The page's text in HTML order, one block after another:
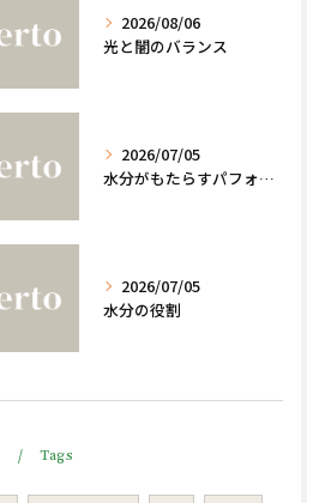
2026/08/06
光と闇のバランス
2026/07/05
水分がもたらすパフォーマンスへの影響
2026/07/05
水分の役割
Tags